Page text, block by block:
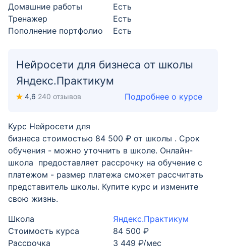
Домашние работы
Есть
Тренажер
Есть
Пополнение портфолио
Есть
Нейросети для бизнеса от школы
Яндекс.Практикум
4,6 240 отзывов Подробнее о курсе
Курс Нейросети для
бизнеса стоимостью 84 500 ₽ от школы . Срок
обучения - можно уточнить в школе. Онлайн-
школа предоставляет рассрочку на обучение с
платежом - размер платежа сможет рассчитать
представитель школы. Купите курс и измените
свою жизнь.
Школа
Яндекс.Практикум
Стоимость курса
84 500 ₽
Рассрочка
3 449 ₽/мес